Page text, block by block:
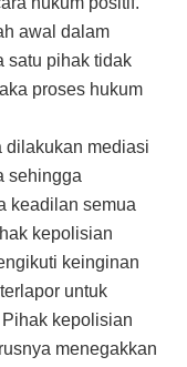
awal dalam
satu pihak tidak
proses hukum
dilakukan mediasi
sehingga
keadilan semua
kepolisian
keinginan
untuk
kepolisian
menegakkan